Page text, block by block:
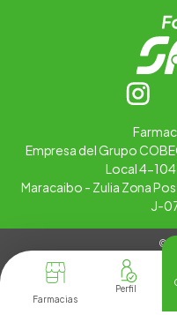
Farmacias
Empresa del Grupo
Local 4-104
Maracaibo - Zulia Zona
J-
©
Tienda Virtual